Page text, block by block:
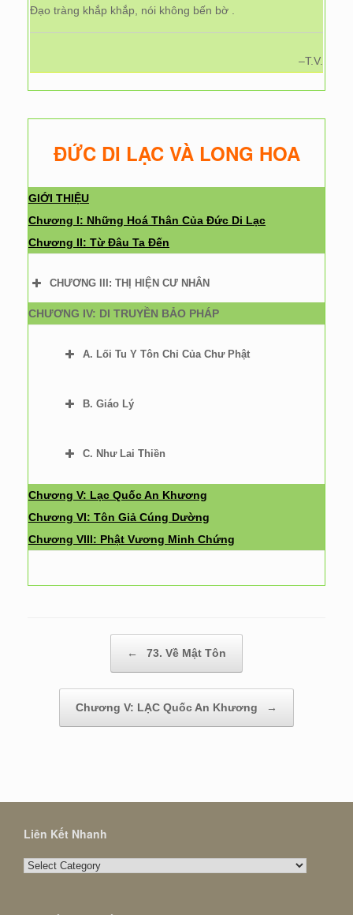
Đạo tràng khắp khắp, nói không bến bờ .
–T.V.
ĐỨC DI LẠC VÀ LONG HOA
GIỚI THIỆU
Chương I: Những Hoá Thân Của Đức Di Lạc
Chương II: Từ Đâu Ta Đến
CHƯƠNG III: THỊ HIỆN CƯ NHÂN
CHƯƠNG IV: DI TRUYỀN BẢO PHÁP
A. Lối Tu Y Tôn Chỉ Của Chư Phật
B. Giáo Lý
C. Như Lai Thiền
Chương V: Lạc Quốc An Khương
Chương VI: Tôn Giả Cúng Dường
Chương VIII: Phật Vương Minh Chứng
← 73. Về Mật Tôn
Chương V: LẠC Quốc An Khương →
Liên Kết Nhanh
Liên